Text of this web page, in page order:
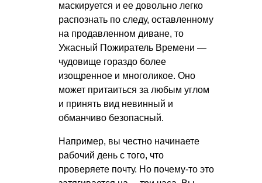
маскируется и ее довольно легко
распознать по следу, оставленному
на продавленном диване, то
Ужасный Пожиратель Времени —
чудовище гораздо более
изощренное и многоликое. Оно
может притаиться за любым углом
и принять вид невинный и
обманчиво безопасный.
Например, вы честно начинаете
рабочий день с того, что
проверяете почту. Но почему-то это